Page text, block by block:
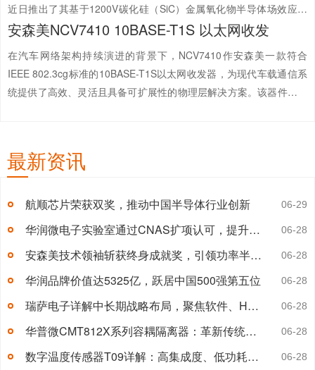
近日推出了其基于1200V碳化硅（SiC）金属氧化物半导体场效应晶
体管（MOSFET）的SPM 31智能功率模块（IPM）系列，旨在通过
安森美NCV7410 10BASE-T1S 以太网收发
在汽车网络架构持续演进的背景下，NCV7410作安森美一款符合
IEEE 802.3cg标准的10BASE-T1S以太网收发器，为现代车载通信系
统提供了高效、灵活且具备可扩展性的物理层解决方案。该器件不仅
最新资讯
航顺芯片荣获双奖，推动中国半导体行业创新 06-29
华润微电子实验室通过CNAS扩项认可，提升汽车电子检测能力 06-28
安森美技术领袖斩获终身成就奖，引领功率半导体迈向高能效新时代 06-28
华润品牌价值达5325亿，跃居中国500强第五位 06-28
瑞萨电子详解中长期战略布局，聚焦软件、HPC与新能源方向 06-28
华普微CMT812X系列容耦隔离器：革新传统光耦隔离方案 06-28
数字温度传感器T09详解：高集成度、低功耗的精准测温方案 06-28